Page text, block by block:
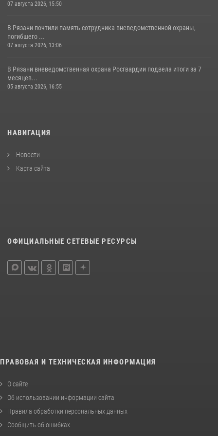
07 августа 2026, 15:50
В Рязани почтили память сотрудника вневедомственной охраны,
погибшего ...
07 августа 2026, 13:06
В Рязани вневедомственная охрана Росгвардии подвела итоги за 7
месяцев...
05 августа 2026, 16:55
НАВИГАЦИЯ
Новости
Карта сайта
ОФИЦИАЛЬНЫЕ СЕТЕВЫЕ РЕСУРСЫ
ПРАВОВАЯ И ТЕХНИЧЕСКАЯ ИНФОРМАЦИЯ
О сайте
Об использовании информации сайта
Правила обработки персональных данных
Сообщить об ошибках